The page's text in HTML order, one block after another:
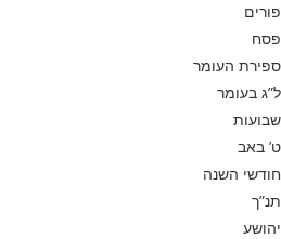
פורים
פסח
ספירת העומר
ל”ג בעומר
שבועות
ט’ באב
חודשי השנה
תנ”ך
יהושע